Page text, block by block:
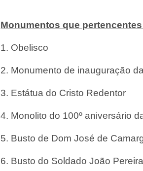
Monumentos que
1. Obelisco
2. Monumento de inauguração
3. Estátua do Cristo Redentor
4. Monolito do 100º aniversário
5. Busto de Dom José de
6. Busto do Soldado João